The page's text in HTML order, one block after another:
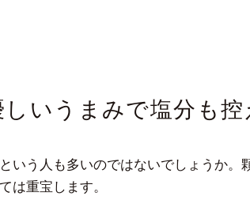
いうまみで塩分も控
いう人も多いのではないでしょうか。
は重宝します。